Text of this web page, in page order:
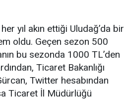
yıl akın ettiği Uludağ’da bir
oldu. Geçen sezon 500
bu sezonda 1000 TL’den
Ticaret Bakanlığı
Twitter hesabından
Ticaret İl Müdürlüğü